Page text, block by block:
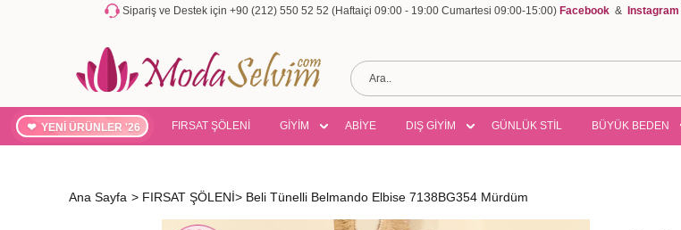
Sipariş ve Destek için +90 (212) 550 52 52 (Haftaiçi 09:00 - 19:00 Cumartesi 09:00-15:00) Facebook & Instagram
YENİ ÜRÜNLER '26 FIRSAT ŞÖLENİ GİYİM ABİYE DIŞ GİYİM GÜNLÜK STİL BÜYÜK BEDEN
Ana Sayfa > FIRSAT ŞÖLENİ> Beli Tünelli Belmando Elbise 7138BG354 Mürdüm